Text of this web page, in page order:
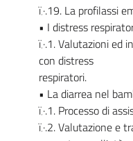
ï‚·.19. La profilassi
• I distress
ï‚·.1. Valutazioni
con distress
respiratori.
• La diarrea nel
ï‚·.1. Processo di
ï‚·.2. Valutazione e